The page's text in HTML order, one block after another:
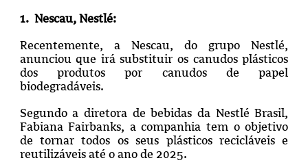
1. Nescau, Nestlé:
Recentemente, a Nescau, do grupo Nestlé,
anunciou que irá substituir os canudos plásticos
dos produtos por canudos de papel
biodegradáveis.
Segundo a diretora de bebidas da Nestlé Brasil,
Fabiana Fairbanks, a companhia tem o objetivo
de tornar todos os seus plásticos recicláveis e
reutilizáveis até o ano de 2025.